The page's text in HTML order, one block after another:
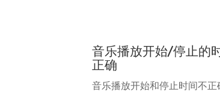
音乐播放开始/停止的
正确
音乐播放开始和停止时间不正